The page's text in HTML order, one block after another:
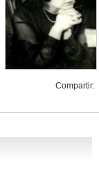
Compartir: